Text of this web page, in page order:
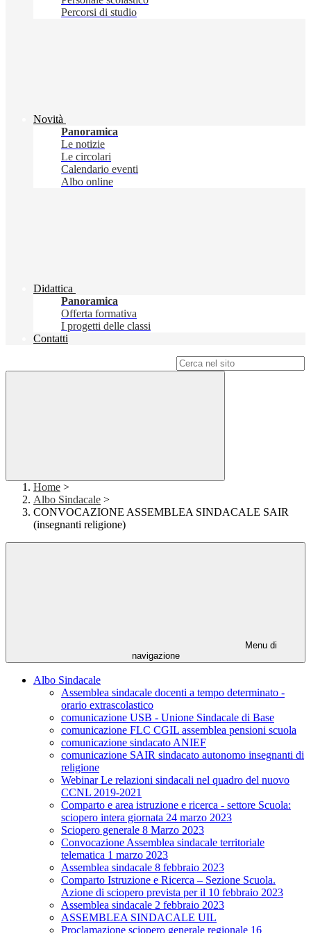
Percorsi di studio
Novità
Panoramica
Le notizie
Le circolari
Calendario eventi
Albo online
Didattica
Panoramica
Offerta formativa
I progetti delle classi
Contatti
Home >
Albo Sindacale >
CONVOCAZIONE ASSEMBLEA SINDACALE SAIR
(insegnanti religione)
Menu di
navigazione
Albo Sindacale
Assemblea sindacale docenti a tempo determinato -
orario extrascolastico
comunicazione USB - Unione Sindacale di Base
comunicazione FLC CGIL assemblea pensioni scuola
comunicazione sindacato ANIEF
comunicazione SAIR sindacato autonomo insegnanti di
religione
Webinar Le relazioni sindacali nel quadro del nuovo
CCNL 2019-2021
Comparto e area istruzione e ricerca - settore Scuola:
sciopero intera giornata 24 marzo 2023
Sciopero generale 8 Marzo 2023
Convocazione Assemblea sindacale territoriale
telematica 1 marzo 2023
Assemblea sindacale 8 febbraio 2023
Comparto Istruzione e Ricerca – Sezione Scuola.
Azione di sciopero prevista per il 10 febbraio 2023
Assemblea sindacale 2 febbraio 2023
ASSEMBLEA SINDACALE UIL
Proclamazione sciopero generale regionale 16